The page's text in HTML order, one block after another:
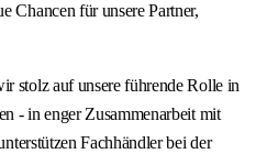
Chancen für unsere Partner,
stolz auf unsere führende Rolle in
- in enger Zusammenarbeit mit
Fachhändler bei der